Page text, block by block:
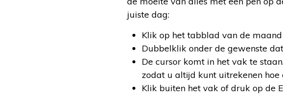
juiste dag:
Klik op het tabblad van de
Dubbelklik onder de gewenste
De cursor komt in het vak te
zodat u altijd kunt uitrekenen hoe
Klik buiten het vak of druk op de